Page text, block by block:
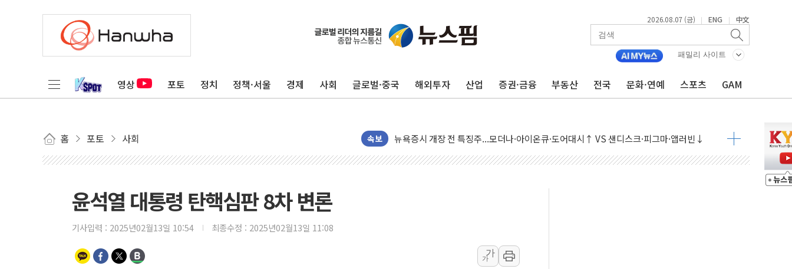
2026.08.07 (금) | ENG | 中文
패밀리 사이트
영상 포토 정치 정책·서울 경제 사회 글로벌·중국 해외투자 산업 증권·금융 부동산 전국 문화·연예 스포츠 GAM
홈 포토 사회 속보
리투아니아 국방 "러, 우크라 드론으로 나토 회원국 공격 검토… 거짓 깃발 작전"
뉴욕증시 개장 전 특징주...모더나·아이온큐·도어대시↑ VS 샌디스크·피그마·앱러빈↓
김정관 장관 "영업이익 N% 성과급 반대…상법·자본시장법 개정 논의"
청와대, 북한 단거리 탄도미사일 발사에 긴급 안보 점검회의
러, 1인칭시점 드론으로 우크라 민간인 '사파리' 공격… 시민들 공포감 극대화 전략
[베트남 증시] 지수 하락 속 'DGC' 임시 주총 기대감에 홀로 상한가…마진 잔액은 사상 최고
윤석열 대통령 탄핵심판 8차 변론
기사입력 : 2025년02월13일 10:54 최종수정 : 2025년02월13일 11:08
가
가